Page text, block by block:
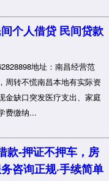
个人借贷 民间贷款
地址：南昌经营范
周转不慌南昌本地有实际资
金缺口突发医疗支出、家庭
费缴纳...
款-押证不押车，房
咨询正规·手续简单